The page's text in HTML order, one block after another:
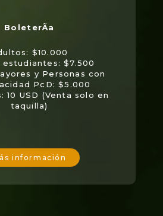
$10.000
$7.500
y Personas con
PcD: $5.000
10 USD (Venta solo en
taquilla)
información